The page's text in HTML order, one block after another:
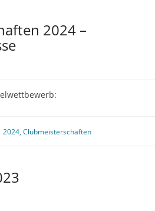
2024 –
2024,Clubmeisterschaften